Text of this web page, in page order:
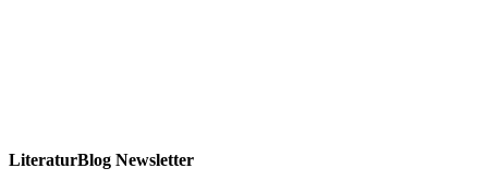
LiteraturBlog Newsletter